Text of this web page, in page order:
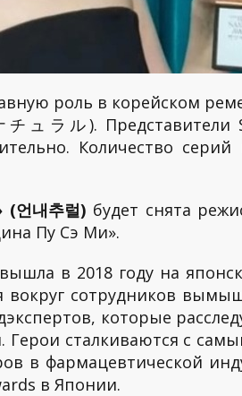
роль в корейском
ュラル). Представители
Количество
언내추럴) будет снята
Пу Сэ Ми».
вышла в 2018 году на
сотрудников
которые
сталкиваются с
в фармацевтической
в Японии.